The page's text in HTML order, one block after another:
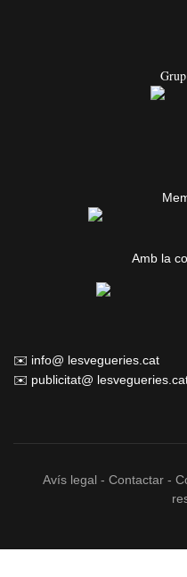
Amb la
✉️ info@ lesvegueries.cat
✉️ publicitat@
Avís legal - Contactar -